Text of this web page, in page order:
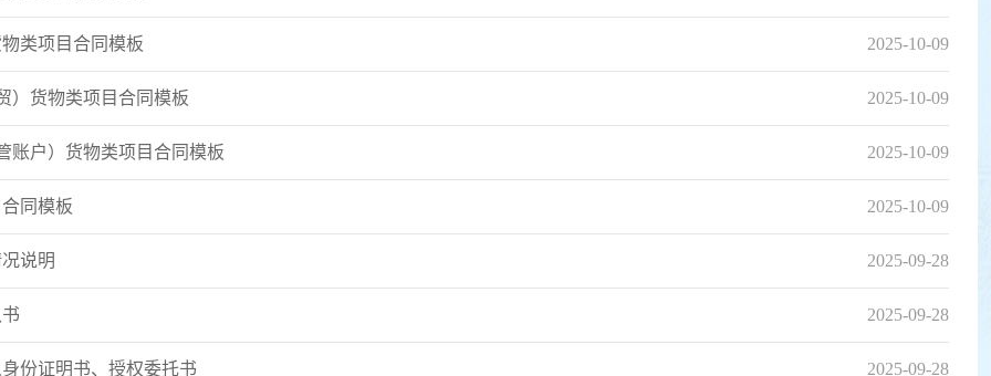
类项目合同模板 2025-10-09
）货物类项目合同模板 2025-10-09
账户）货物类项目合同模板 2025-10-09
同模板 2025-10-09
说明 2025-09-28
2025-09-28
份证明书、授权委托书 2025-09-28